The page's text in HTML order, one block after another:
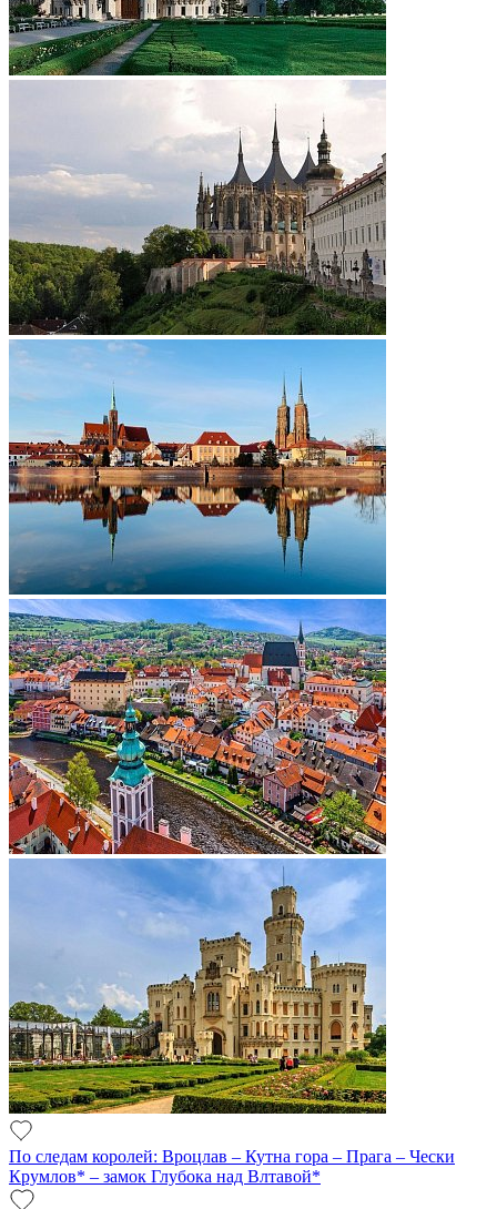
По следам королей: Вроцлав – Кутна гора – Прага – Чески
Крумлов* – замок Глубока над Влтавой*